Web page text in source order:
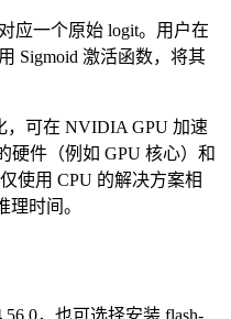
应一个原始 logit。用户在
Sigmoid 激活函数，将其
，可在 NVIDIA GPU 加速
硬件（例如 GPU 核心）和
使用 CPU 的解决方案相
时间。
，也可选择安装 flash-